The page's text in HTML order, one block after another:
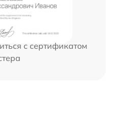
с сертификатом